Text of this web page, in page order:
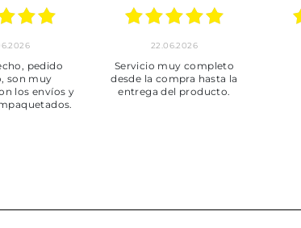
pedido
son muy
los envíos y
22.06.2026
Servicio muy completo
desde la compra hasta la
entrega del producto.